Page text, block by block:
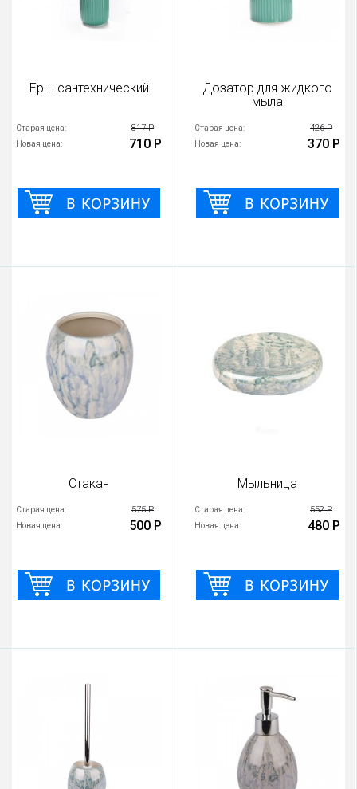
Ерш сантехнический
Старая цена: 817 Р
Новая цена: 710 Р
Дозатор для жидкого
мыла
Старая цена: 426 Р
Новая цена: 370 Р
Стакан
Старая цена: 575 Р
Новая цена: 500 Р
Мыльница
Старая цена: 552 Р
Новая цена: 480 Р